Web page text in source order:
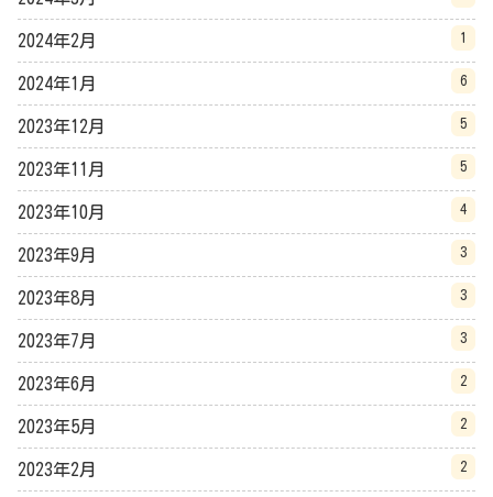
2024年2月 1
2024年1月 6
2023年12月 5
2023年11月 5
2023年10月 4
2023年9月 3
2023年8月 3
2023年7月 3
2023年6月 2
2023年5月 2
2023年2月 2